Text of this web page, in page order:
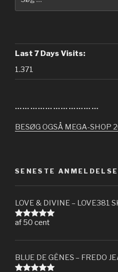
efter:
Last 7 Days Visits:
1.371
……………………………
BESØG OGSÅ MEGA-SHOP
SENESTE
LOVE & DIVINE – LOVE381
Vurderet5
af 50 cent
BLUE DE GÊNES – FREDO